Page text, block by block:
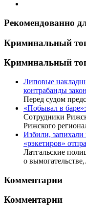
Рекомендованно
Криминальный
Криминальный
Липовые
контрабанды
Перед судом
«Побывал в
Сотрудники
Рижского
Избили, запихали
«рэкетиров»
Латгальские
о
Комментарии
Комментарии